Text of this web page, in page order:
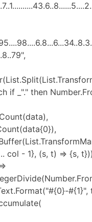
if _"." then
col - 1}, (s, t) => {s,
#{1}",